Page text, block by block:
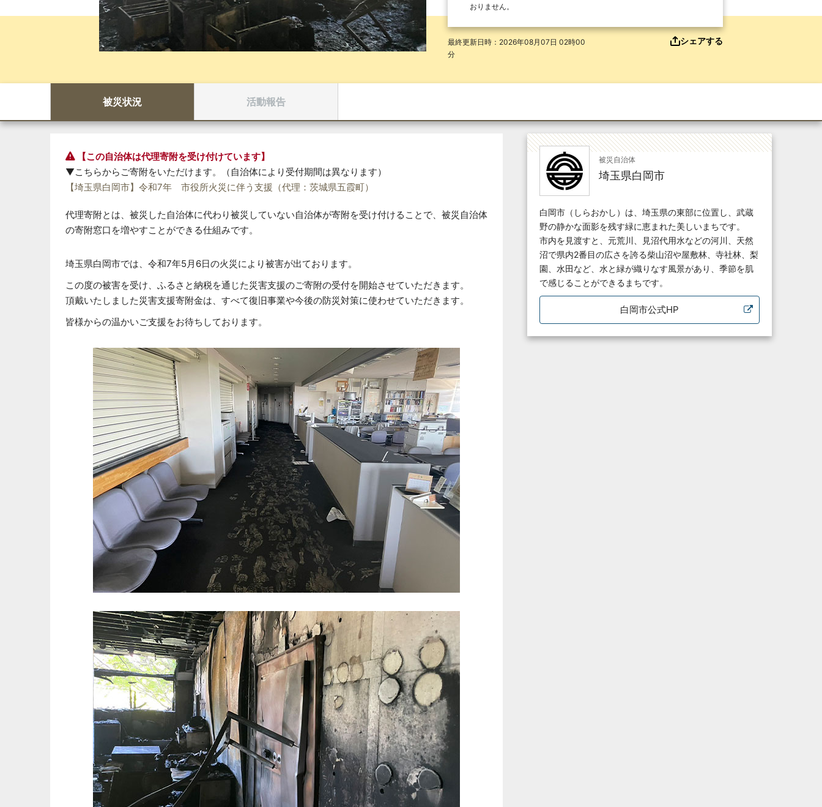
おりません。
最終更新日時：2026年08月07日 02時00
分
シェアする
被災状況 活動報告
被災自治体
埼玉県白岡市
白岡市（しらおかし）は、埼玉県の東部に位置し、武蔵
野の静かな面影を残す緑に恵まれた美しいまちです。
市内を見渡すと、元荒川、見沼代用水などの河川、天然
沼で県内2番目の広さを誇る柴山沼や屋敷林、寺社林、梨
園、水田など、水と緑が織りなす風景があり、季節を肌
で感じることができるまちです。
白岡市公式HP
【この自治体は代理寄附を受け付けています】
▼こちらからご寄附をいただけます。（自治体により受付期間は異なります）
【埼玉県白岡市】令和7年 市役所火災に伴う支援（代理：茨城県五霞町）
代理寄附とは、被災した自治体に代わり被災していない自治体が寄附を受け付けることで、被災自治体
の寄附窓口を増やすことができる仕組みです。
埼玉県白岡市では、令和7年5月6日の火災により被害が出ております。
この度の被害を受け、ふるさと納税を通じた災害支援のご寄附の受付を開始させていただきます。
頂戴いたしました災害支援寄附金は、すべて復旧事業や今後の防災対策に使わせていただきます。
皆様からの温かいご支援をお待ちしております。